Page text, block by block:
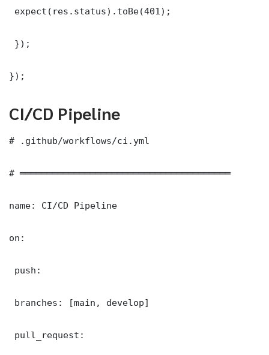
expect(res.status).toBe(401);
});
});
CI/CD Pipeline
# .github/workflows/ci.yml
# ═══════════════════════════════════════
name: CI/CD Pipeline
on:
push:
branches: [main, develop]
pull_request: